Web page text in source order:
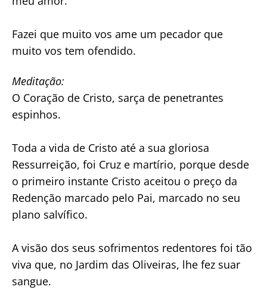
Fazei que muito vos ame um pecador que
muito vos tem ofendido.
Meditação:
O Coração de Cristo, sarça de penetrantes
espinhos.
Toda a vida de Cristo até a sua gloriosa
Ressurreição, foi Cruz e martírio, porque desde
o primeiro instante Cristo aceitou o preço da
Redenção marcado pelo Pai, marcado no seu
plano salvífico.
A visão dos seus sofrimentos redentores foi tão
viva que, no Jardim das Oliveiras, lhe fez suar
sangue.